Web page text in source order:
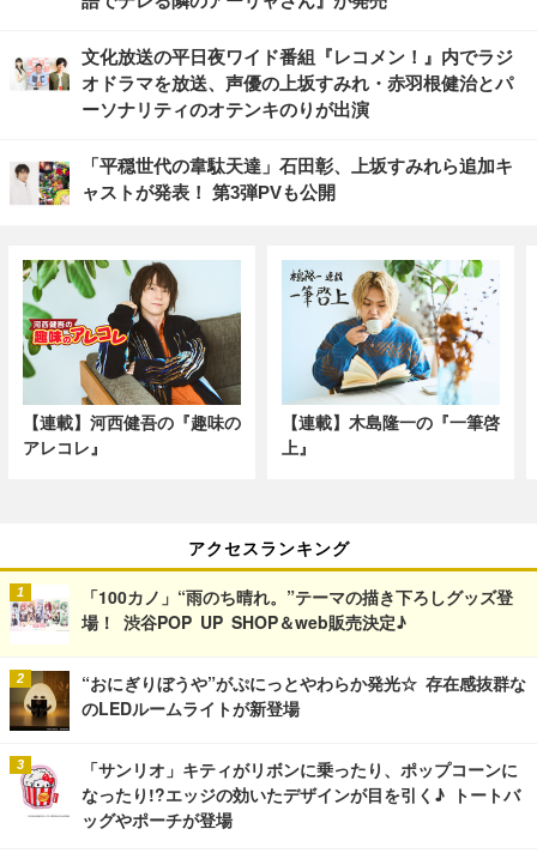
文化放送の平日夜ワイド番組『レコメン！』内でラジ
オドラマを放送、声優の上坂すみれ・赤羽根健治とパ
ーソナリティのオテンキのりが出演
「平穏世代の韋駄天達」石田彰、上坂すみれら追加キ
ャストが発表！ 第3弾PVも公開
【連載】河西健吾の『趣味の
アレコレ』
【連載】木島隆一の『一筆啓
上』
アクセスランキング
「100カノ」“雨のち晴れ。”テーマの描き下ろしグッズ登
場！ 渋谷POP UP SHOP＆web販売決定♪
“おにぎりぼうや”がぷにっとやわらか発光☆ 存在感抜群な
のLEDルームライトが新登場
「サンリオ」キティがリボンに乗ったり、ポップコーンに
なったり!?エッジの効いたデザインが目を引く♪ トートバ
ッグやポーチが登場